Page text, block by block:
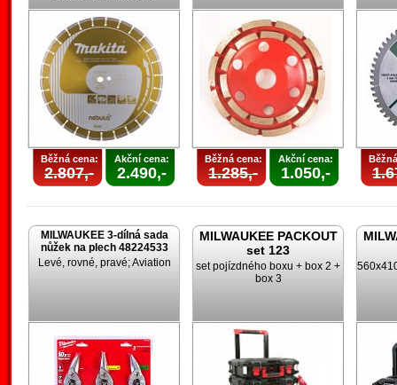
Běžná cena:
2.807,-
Akční cena:
2.490,-
Běžná cena:
1.285,-
Akční cena:
1.050,-
MILWAUKEE 3-dílná sada
nůžek na plech 48224533
Levé, rovné, pravé; Aviation
MILWAUKEE PACKOUT
set 123
set pojízdného boxu + box 2 +
box 3